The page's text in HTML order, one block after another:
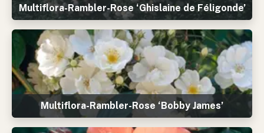
Multiflora-Rambler-Rose ‘Ghislaine de Féligonde’
Multiflora-Rambler-Rose ‘Bobby James’